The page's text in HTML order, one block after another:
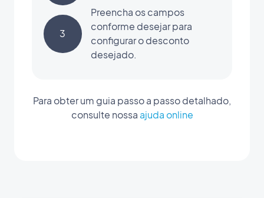
3
Preencha os campos
conforme desejar para
configurar o desconto
desejado.
Para obter um guia passo a passo detalhado,
consulte nossa ajuda online